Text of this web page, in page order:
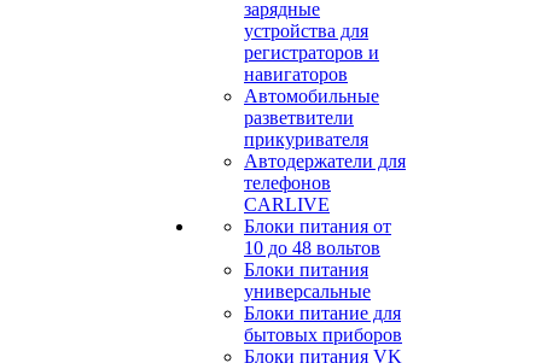
зарядные
устройства для
регистраторов и
навигаторов
Автомобильные
разветвители
прикуривателя
Автодержатели для
телефонов
CARLIVE
Блоки питания от
10 до 48 вольтов
Блоки питания
универсальные
Блоки питание для
бытовых приборов
Блоки питания VK